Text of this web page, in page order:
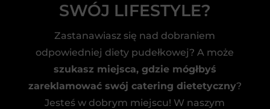
SWÓJ LIFESTYLE?
Zastanawiasz się nad dobraniem
odpowiedniej diety pudełkowej? A może
szukasz miejsca, gdzie mógłbyś
zareklamować swój catering dietetyczny?
Jesteś w dobrym miejscu! W naszym